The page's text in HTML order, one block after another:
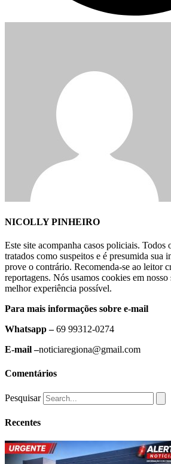
NICOLLY PINHEIRO
Este site acompanha casos policiais. Todos
tratados como suspeitos e é presumida sua
prove o contrário. Recomenda-se ao leitor
reportagens. Nós usamos cookies em nosso
melhor experiência possível.
Para mais informações sobre e-mail
Whatsapp –69 99312-0274
E-mail –noticiaregiona@gmail.com
Comentários
Pesquisar
Recentes